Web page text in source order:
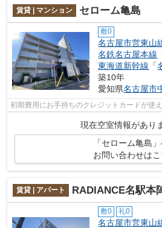
賃貸 | マンション セローム亀島
敷0
名古屋市営東山
名鉄名古屋本線
東海道新幹線 「
築10年
愛知県名古屋市
初期費用にお手持ちのクレジットカードが使
現在空室情報があり
「セローム亀島
お問い合わせはこ
賃貸 | アパート RADIANCE名駅本陣(レイ
敷0 礼0
名古屋市営東山